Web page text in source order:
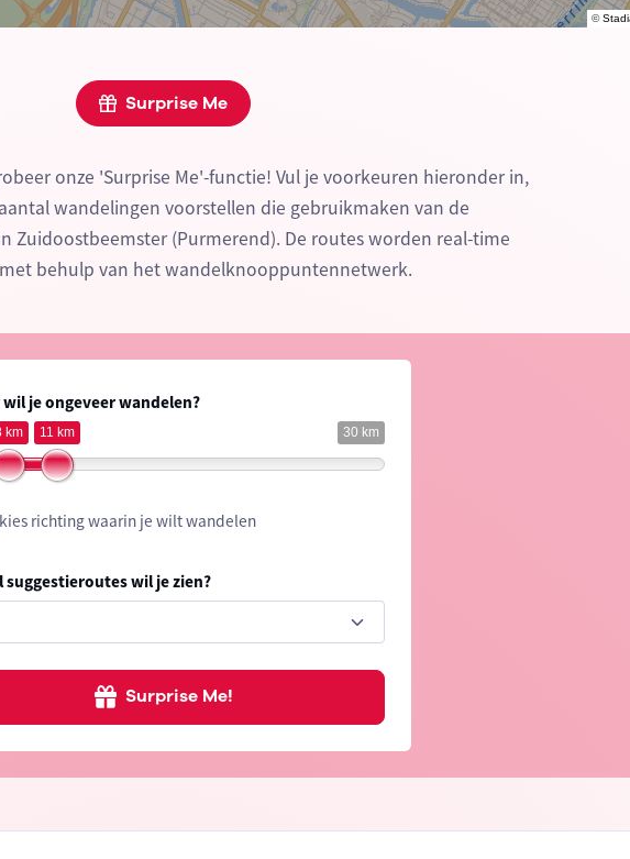
©
Surprise Me
onze 'Surprise Me'-functie! Vul je voorkeuren hieronder in,
wandelingen voorstellen die gebruikmaken van de
Zuidoostbeemster (Purmerend). De routes worden real-time
behulp van het wandelknooppuntennetwerk.
wil je ongeveer wandelen?
30 km
km 11 km
richting waarin je wilt wandelen
suggestieroutes wil je zien?
Surprise Me!